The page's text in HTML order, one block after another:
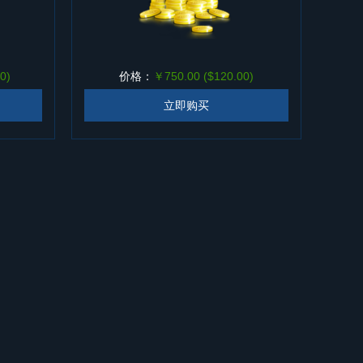
价格： ￥750.00 ($120.00)
立即购买